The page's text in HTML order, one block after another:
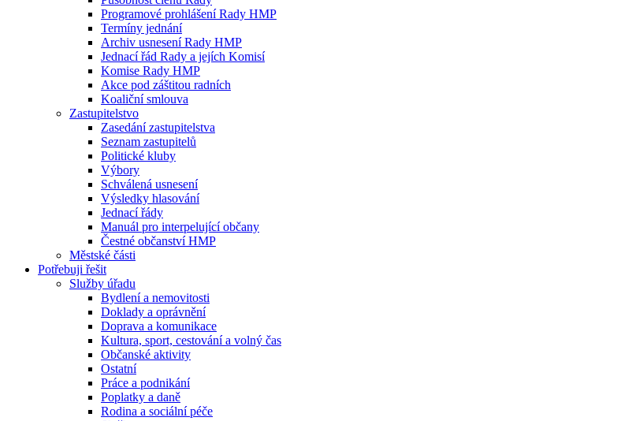
Programové prohlášení Rady HMP
Termíny jednání
Archiv usnesení Rady HMP
Jednací řád Rady a jejích Komisí
Komise Rady HMP
Akce pod záštitou radních
Koaliční smlouva
Zastupitelstvo
Zasedání zastupitelstva
Seznam zastupitelů
Politické kluby
Výbory
Schválená usnesení
Výsledky hlasování
Jednací řády
Manuál pro interpelující občany
Čestné občanství HMP
Městské části
Potřebuji řešit
Služby úřadu
Bydlení a nemovitosti
Doklady a oprávnění
Doprava a komunikace
Kultura, sport, cestování a volný čas
Občanské aktivity
Ostatní
Práce a podnikání
Poplatky a daně
Rodina a sociální péče